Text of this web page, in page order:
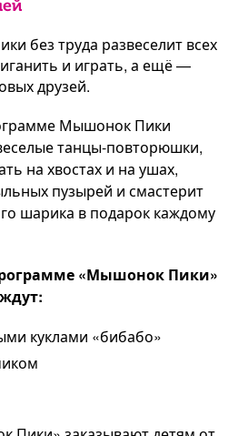
без труда развеселит всех
и играть, а ещё —
друзей.
Мышонок Пики
танцы-повторюшки,
на хвостах и на ушах,
пузырей и смастерит
шарика в подарок каждому
«Мышонок Пики»
куклами «бибабо»